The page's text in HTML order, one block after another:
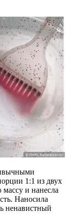
1:1 из двух
и нанесла
Наносила
ненавистный